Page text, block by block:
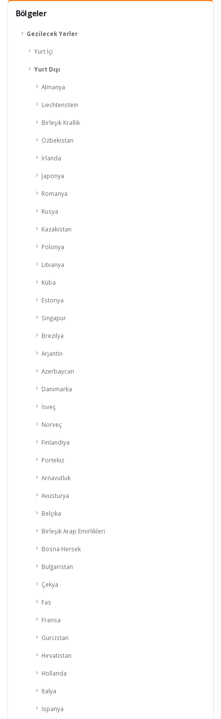
Bölgeler
Gezilecek Yerler
Yurt İçi
Yurt Dışı
Almanya
Liechtenstein
Birleşik Krallık
Özbekistan
İrlanda
Japonya
Romanya
Rusya
Kazakistan
Polonya
Litvanya
Küba
Estonya
Singapur
Brezilya
Arjantin
Azerbaycan
Danimarka
İsveç
Norveç
Finlandiya
Portekiz
Arnavutluk
Avusturya
Belçika
Birleşik Arap Emirlikleri
Bosna Hersek
Bulgaristan
Çekya
Fas
Fransa
Gürcistan
Hırvatistan
Hollanda
İtalya
İspanya